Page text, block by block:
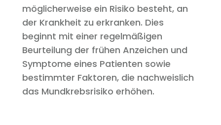
möglicherweise ein Risiko besteht, an
der Krankheit zu erkranken. Dies
beginnt mit einer regelmäßigen
Beurteilung der frühen Anzeichen und
Symptome eines Patienten sowie
bestimmter Faktoren, die nachweislich
das Mundkrebsrisiko erhöhen.